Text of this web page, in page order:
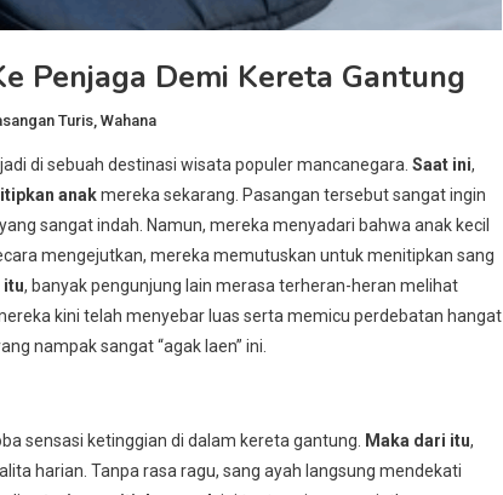
Penjaga Demi Kereta Gantung
Turis, Wahana
di sebuah destinasi wisata populer mancanegara. Saat ini,
anakmereka sekarang. Pasangan tersebut sangat ingin
sangat indah. Namun, mereka menyadari bahwa anak kecil
mengejutkan, mereka memutuskan untuk menitipkan sang
itu, banyak pengunjung lain merasa terheran-heran melihat
kini telah menyebar luas serta memicu perdebatan hangat
nampak sangat “agak laen” ini.
sensasi ketinggian di dalam kereta gantung. Maka dari itu,
harian. Tanpa rasa ragu, sang ayah langsung mendekati